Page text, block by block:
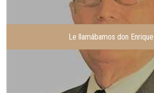
Le llamábamos don Enrique